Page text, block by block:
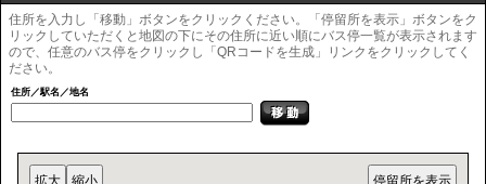
住所を入力し「移動」ボタンをクリックください。「停留所を表示」ボタンをク
リックしていただくと地図の下にその住所に近い順にバス停一覧が表示されます
ので、任意のバス停をクリックし「QRコードを生成」リンクをクリックしてく
ださい。
住所／駅名／地名